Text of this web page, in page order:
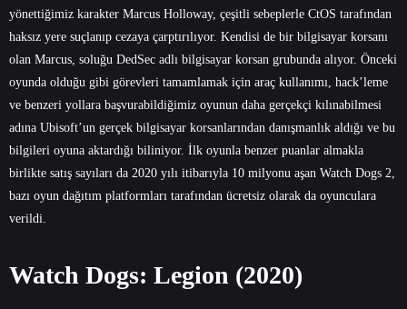
yönettiğimiz karakter Marcus Holloway, çeşitli sebeplerle CtOS tarafından
haksız yere suçlanıp cezaya çarptırılıyor. Kendisi de bir bilgisayar korsanı
olan Marcus, soluğu DedSec adlı bilgisayar korsan grubunda alıyor. Önceki
oyunda olduğu gibi görevleri tamamlamak için araç kullanımı, hack’leme
ve benzeri yollara başvurabildiğimiz oyunun daha gerçekçi kılınabilmesi
adına Ubisoft’un gerçek bilgisayar korsanlarından danışmanlık aldığı ve bu
bilgileri oyuna aktardığı biliniyor. İlk oyunla benzer puanlar almakla
birlikte satış sayıları da 2020 yılı itibarıyla 10 milyonu aşan Watch Dogs 2,
bazı oyun dağıtım platformları tarafından ücretsiz olarak da oyunculara
verildi.
Watch Dogs: Legion (2020)